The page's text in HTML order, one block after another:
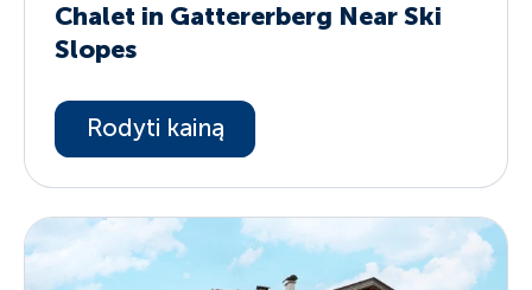
Chalet in Gattererberg Near Ski
Slopes
Rodyti kainą